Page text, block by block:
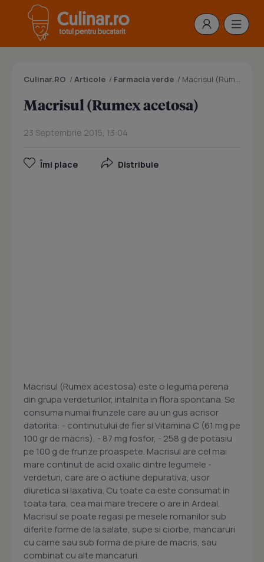
Culinar.RO / Articole / Farmacia verde / Macrisul (Rumex acetosa)
Macrisul (Rumex acetosa)
23 Septembrie 2015, 13:04
Îmi place Distribuie
Macrisul (Rumex acestosa) este o leguma perena
din grupa verdeturilor, intalnita in flora spontana. Se
consuma numai frunzele care au un gus acrisor
datorita: - continutului de fier si Vitamina C (61 mg pe
100 gr de macris), - 87 mg fosfor, - 258 g de potasiu
pe 100 g de frunze proaspete. Macrisul are cel mai
mare continut de acid oxalic dintre legumele -
verdeturi, care are o actiune depurativa, usor
diuretica si laxativa. Cu toate ca este consumat in
toata tara, cea mai mare trecere o are in Ardeal.
Macrisul se poate regasi pe mesele romanilor sub
diferite forme de la salate, supe si ciorbe, mancaruri
cu carne sau sub forma de piure de macris, sau
combinat cu alte mancaruri.